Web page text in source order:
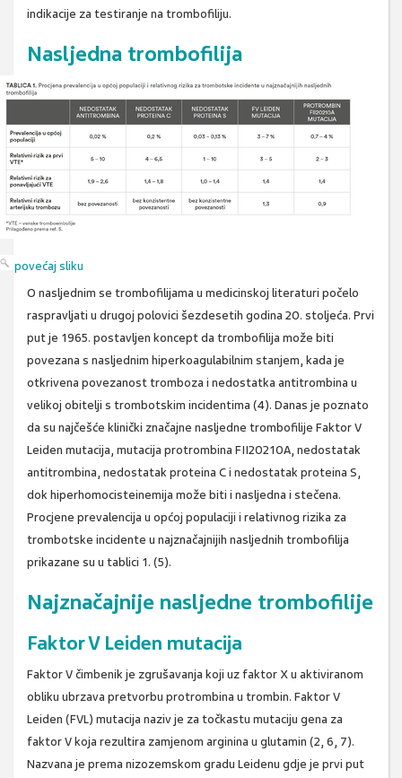
indikacije za testiranje na trombofiliju.
Nasljedna trombofilija
povećaj sliku
O nasljednim se trombofilijama u medicinskoj literaturi počelo
raspravljati u drugoj polovici šezdesetih godina 20. stoljeća. Prvi
put je 1965. postavljen koncept da trombofilija može biti
povezana s nasljednim hiperkoagulabilnim stanjem, kada je
otkrivena povezanost tromboza i nedostatka antitrombina u
velikoj obitelji s trombotskim incidentima (4). Danas je poznato
da su najčešće klinički značajne nasljedne trombofilije Faktor V
Leiden mutacija, mutacija protrombina FII20210A, nedostatak
antitrombina, nedostatak proteina C i nedostatak proteina S,
dok hiperhomocisteinemija može biti i nasljedna i stečena.
Procjene prevalencija u općoj populaciji i relativnog rizika za
trombotske incidente u najznačajnijih nasljednih trombofilija
prikazane su u tablici 1. (5).
Najznačajnije nasljedne trombofilije
Faktor V Leiden mutacija
Faktor V čimbenik je zgrušavanja koji uz faktor X u aktiviranom
obliku ubrzava pretvorbu protrombina u trombin. Faktor V
Leiden (FVL) mutacija naziv je za točkastu mutaciju gena za
faktor V koja rezultira zamjenom arginina u glutamin (2, 6, 7).
Nazvana je prema nizozemskom gradu Leidenu gdje je prvi put